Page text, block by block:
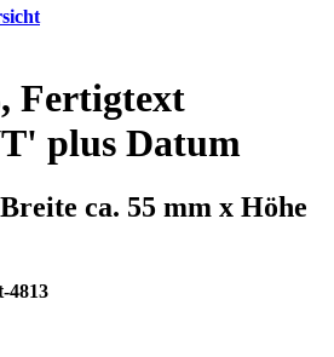
Fertigtext
plus Datum
ca. 55 mm x Höhe
4813